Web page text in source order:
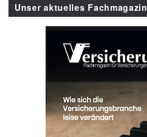
Unser aktuelles Fachmagazin